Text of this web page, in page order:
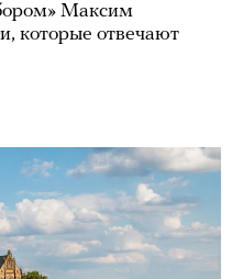
Максим
которые отвечают